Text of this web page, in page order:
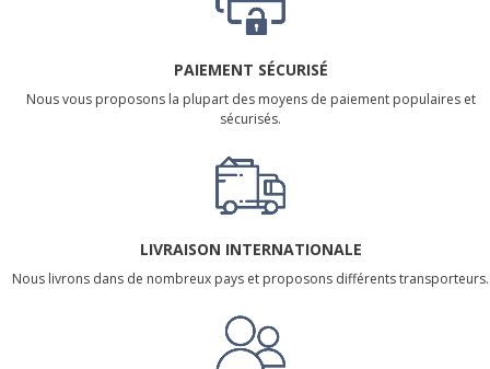
PAIEMENT SÉCURISÉ
Nous vous proposons la plupart des moyens de paiement populaires et
sécurisés.
LIVRAISON INTERNATIONALE
Nous livrons dans de nombreux pays et proposons différents transporteurs.